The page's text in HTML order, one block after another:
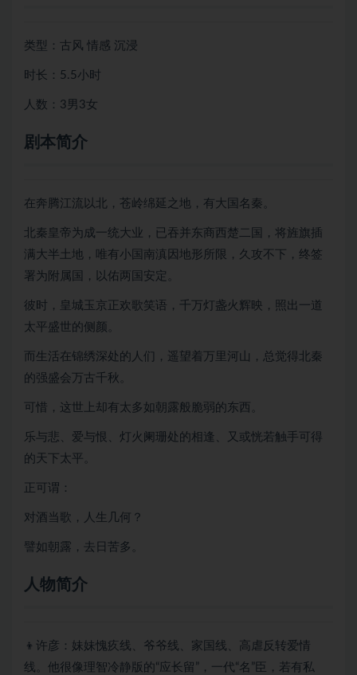
类型：古风 情感 沉浸
时长：5.5小时
人数：3男3女
剧本简介
在奔腾江流以北，苍岭绵延之地，有大国名秦。
北秦皇帝为成一统大业，已吞并东商西楚二国，将旌旗插
满大半土地，唯有小国南滇因地形所限，久攻不下，终签
署为附属国，以佑两国安定。
彼时，皇城玉京正欢歌笑语，千万灯盏火辉映，照出一道
太平盛世的侧颜。
而生活在锦绣深处的人们，遥望着万里河山，总觉得北秦
的强盛会万古千秋。
可惜，这世上却有太多如朝露般脆弱的东西。
乐与悲、爱与恨、灯火阑珊处的相逢、又或恍若触手可得
的天下太平。
正可谓：
对酒当歌，人生几何？
譬如朝露，去日苦多。
人物简介
👦许彦：妹妹愧疚线、爷爷线、家国线、高虐反转爱情
线。他很像理智冷静版的“应长留”，一代“名”臣，若有私